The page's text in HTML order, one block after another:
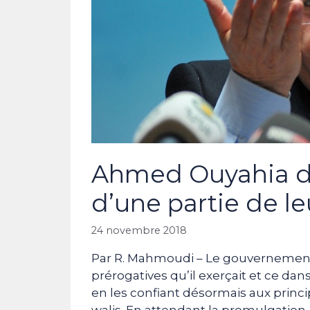
Ahmed Ouyahia
d’une partie de
24 novembre 2018
Par R. Mahmoudi – Le
prérogatives qu’il exerçait et ce
en les confiant désormais aux